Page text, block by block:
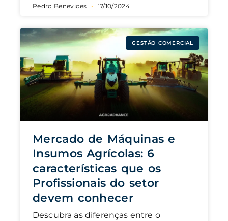
Pedro Benevides 17/10/2024
GESTÃO COMERCIAL
Mercado de Máquinas e
Insumos Agrícolas: 6
características que os
Profissionais do setor
devem conhecer
Descubra as diferenças entre o